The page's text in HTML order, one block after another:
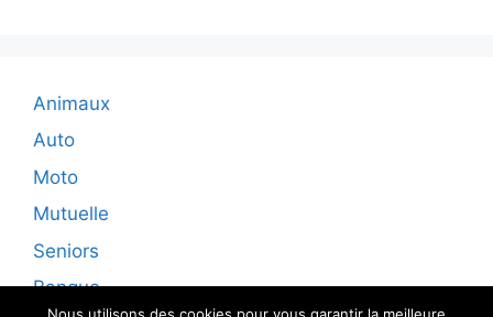
Animaux
Auto
Moto
Mutuelle
Seniors
Banque